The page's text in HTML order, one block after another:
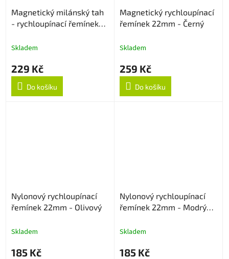
Magnetický milánský tah
- rychloupínací řemínek
Skladem
229 Kč
Do košíku
Magnetický rychloupínací
řemínek 22mm - Černý
Skladem
259 Kč
Do košíku
Nylonový rychloupínací
řemínek 22mm - Olivový
Skladem
185 Kč
Nylonový rychloupínací
řemínek 22mm - Modrý
Skladem
185 Kč